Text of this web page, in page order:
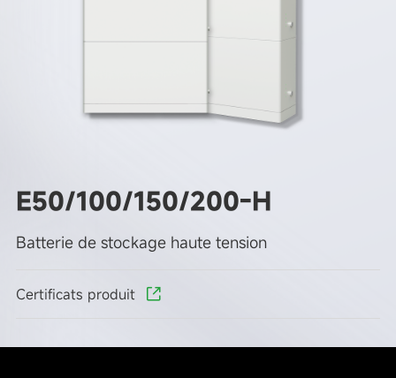
E50/100/150/200-H
Batterie de stockage haute tension
Certificats produit